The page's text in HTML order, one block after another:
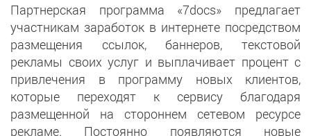
Партнерская программа «7docs» предлагает
участникам заработок в интернете посредством
размещения ссылок, баннеров, текстовой
рекламы своих услуг и выплачивает процент с
привлечения в программу новых клиентов,
которые переходят к сервису благодаря
размещенной на стороннем сетевом ресурсе
рекламе. Постоянно появляются новые